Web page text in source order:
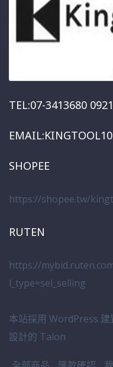
TEL:07-3413680
SHOPEE
https://shopee.tw/
RUTEN
https://
l_type=sel_selling
本站採用 WordPress 建
設計的 Talon